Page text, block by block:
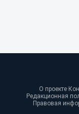
О проекте·
Редакционная
Правовая